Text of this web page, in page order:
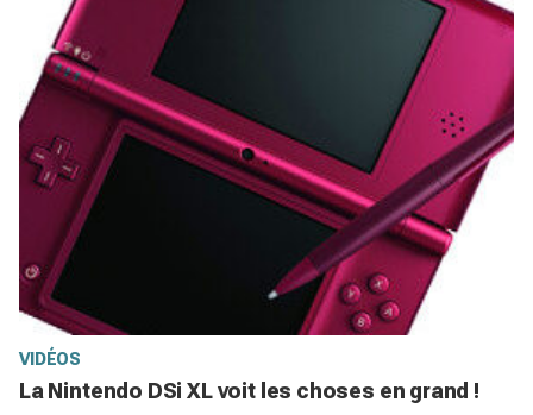
VIDÉOS
La Nintendo DSi XL voit les choses en grand !